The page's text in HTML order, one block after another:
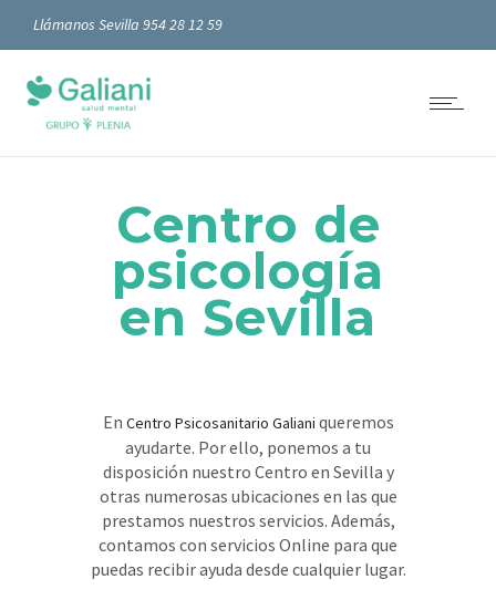
Llámanos Sevilla 954 28 12 59
Centro de
psicología
en Sevilla
En Centro Psicosanitario Galiani queremos
ayudarte. Por ello, ponemos a tu
disposición nuestro Centro en Sevilla y
otras numerosas ubicaciones en las que
prestamos nuestros servicios. Además,
contamos con servicios Online para que
puedas recibir ayuda desde cualquier lugar.